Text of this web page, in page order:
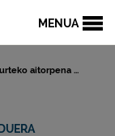
MENUA
aitorpena ...